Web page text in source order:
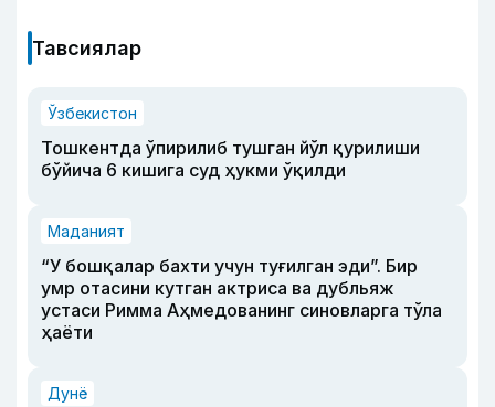
Тавсиялар
Ўзбекистон
Тошкентда ўпирилиб тушган йўл қурилиши
бўйича 6 кишига суд ҳукми ўқилди
Маданият
“У бошқалар бахти учун туғилган эди”. Бир
умр отасини кутган актриса ва дубльяж
устаси Римма Аҳмедованинг синовларга тўла
ҳаёти
Дунё